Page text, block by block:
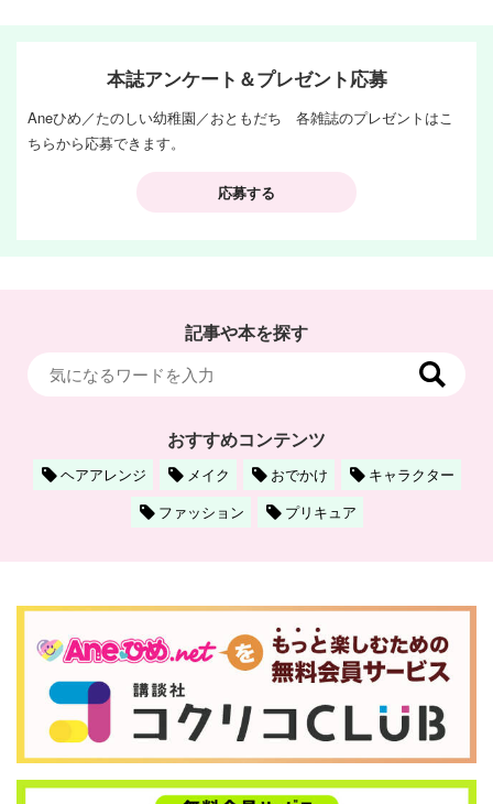
本誌アンケート＆プレゼント応募
Aneひめ／たのしい幼稚園／おともだち 各雑誌のプレゼントはこ
ちらから応募できます。
応募する
記事や本を探す
おすすめコンテンツ
ヘアアレンジ メイク おでかけ
キャラクター
ファッション
プリキュア